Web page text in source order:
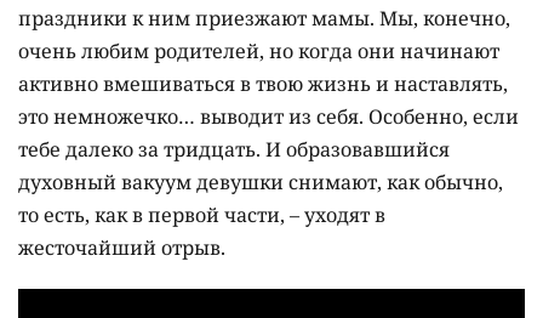
праздники к ним приезжают мамы. Мы, конечно,
очень любим родителей, но когда они начинают
активно вмешиваться в твою жизнь и наставлять,
это немножечко… выводит из себя. Особенно, если
тебе далеко за тридцать. И образовавшийся
духовный вакуум девушки снимают, как обычно,
то есть, как в первой части, – уходят в
жесточайший отрыв.